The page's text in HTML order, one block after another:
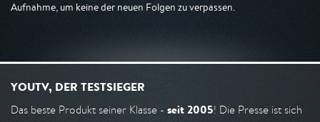
Aufnahme, um keine der neuen Folgen zu verpassen.
YOUTV, DER TESTSIEGER
Das beste Produkt seiner Klasse - seit 2005! Die Presse ist sich